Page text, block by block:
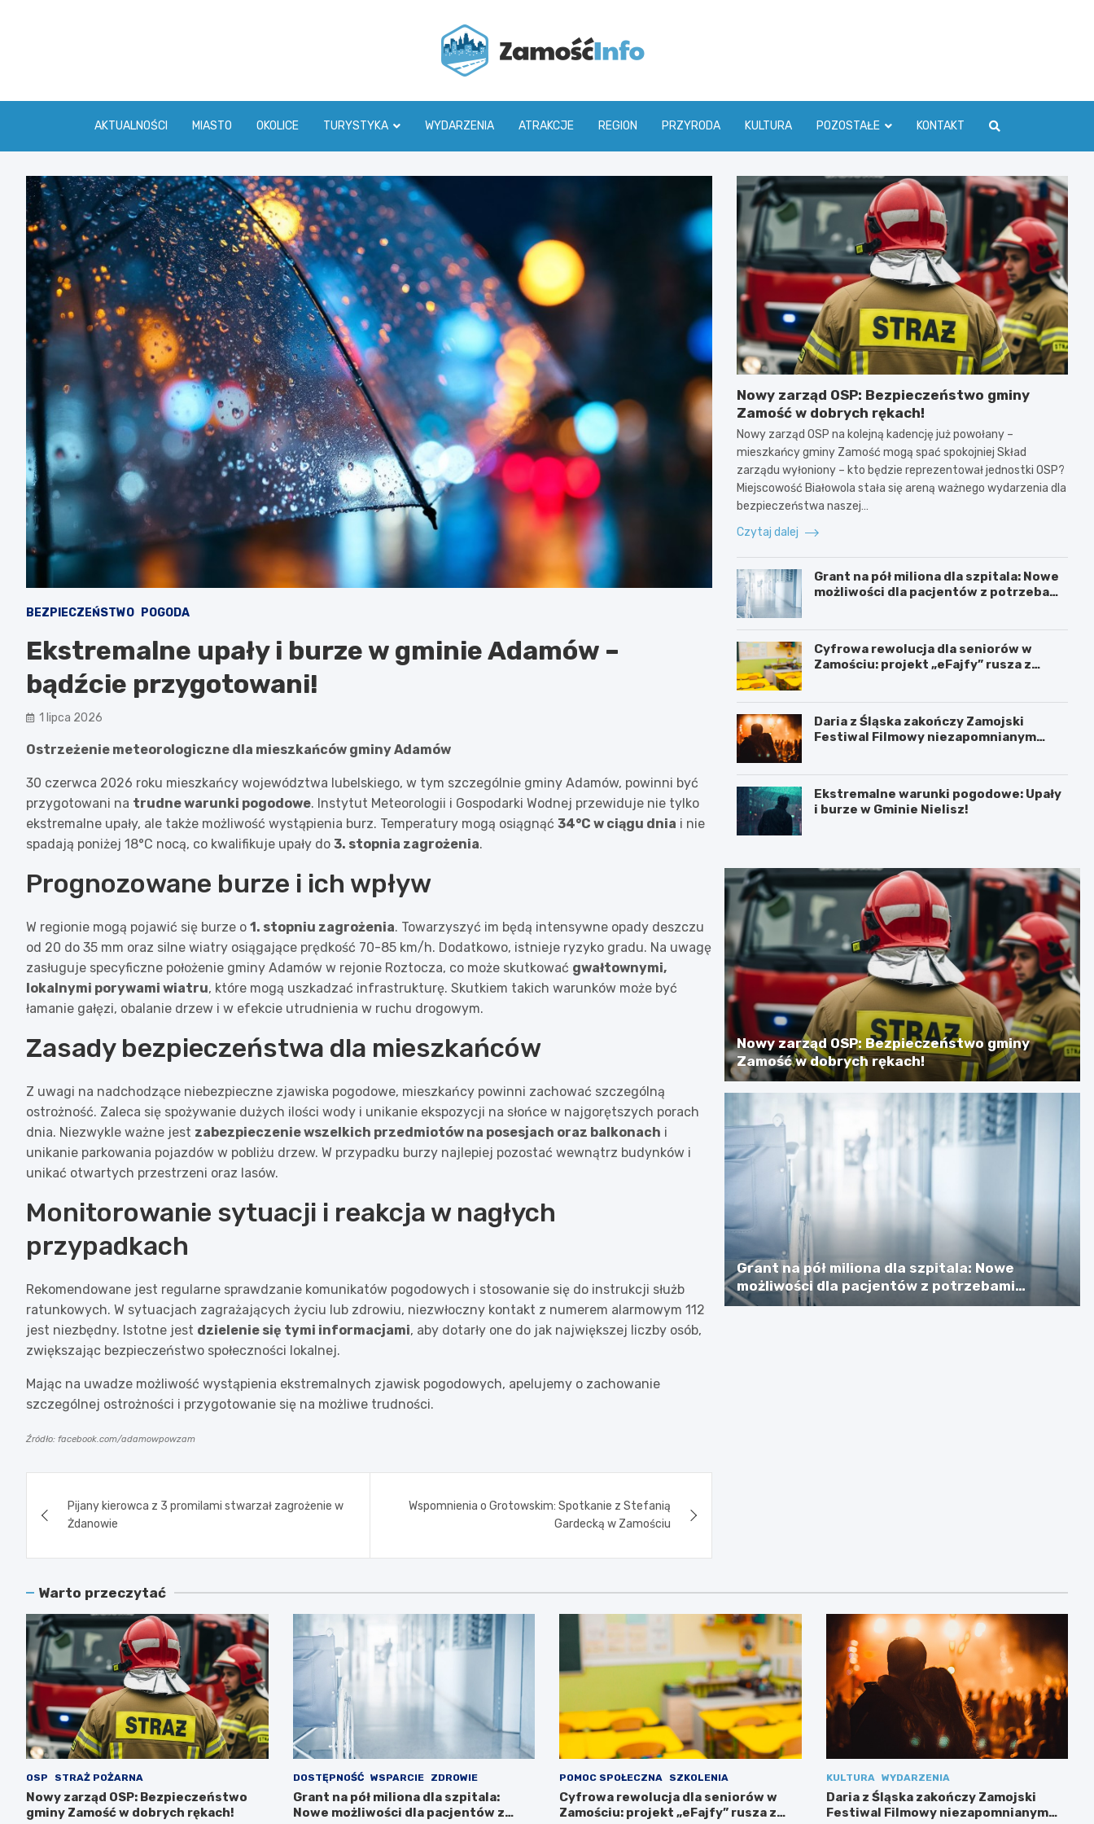
AKTUALNOŚCI MIASTO OKOLICE TURYSTYKA WYDARZENIA ATRAKCJE REGION PRZYRODA KULTURA POZOSTAŁE KONTAKT
BEZPIECZEŃSTWO POGODA
Ekstremalne upały i burze w gminie Adamów –
bądźcie przygotowani!
1 lipca 2026
Ostrzeżenie meteorologiczne dla mieszkańców gminy Adamów
30 czerwca 2026 roku mieszkańcy województwa lubelskiego, w tym szczególnie gminy Adamów, powinni być
przygotowani na trudne warunki pogodowe. Instytut Meteorologii i Gospodarki Wodnej przewiduje nie tylko
ekstremalne upały, ale także możliwość wystąpienia burz. Temperatury mogą osiągnąć 34°C w ciągu dnia i nie
spadają poniżej 18°C nocą, co kwalifikuje upały do 3. stopnia zagrożenia.
Prognozowane burze i ich wpływ
W regionie mogą pojawić się burze o 1. stopniu zagrożenia. Towarzyszyć im będą intensywne opady deszczu
od 20 do 35 mm oraz silne wiatry osiągające prędkość 70-85 km/h. Dodatkowo, istnieje ryzyko gradu. Na uwagę
zasługuje specyficzne położenie gminy Adamów w rejonie Roztocza, co może skutkować gwałtownymi,
lokalnymi porywami wiatru, które mogą uszkadzać infrastrukturę. Skutkiem takich warunków może być
łamanie gałęzi, obalanie drzew i w efekcie utrudnienia w ruchu drogowym.
Zasady bezpieczeństwa dla mieszkańców
Z uwagi na nadchodzące niebezpieczne zjawiska pogodowe, mieszkańcy powinni zachować szczególną
ostrożność. Zaleca się spożywanie dużych ilości wody i unikanie ekspozycji na słońce w najgorętszych porach
dnia. Niezwykle ważne jest zabezpieczenie wszelkich przedmiotów na posesjach oraz balkonach i
unikanie parkowania pojazdów w pobliżu drzew. W przypadku burzy najlepiej pozostać wewnątrz budynków i
unikać otwartych przestrzeni oraz lasów.
Monitorowanie sytuacji i reakcja w nagłych
przypadkach
Rekomendowane jest regularne sprawdzanie komunikatów pogodowych i stosowanie się do instrukcji służb
ratunkowych. W sytuacjach zagrażających życiu lub zdrowiu, niezwłoczny kontakt z numerem alarmowym 112
jest niezbędny. Istotne jest dzielenie się tymi informacjami, aby dotarły one do jak największej liczby osób,
zwiększając bezpieczeństwo społeczności lokalnej.
Mając na uwadze możliwość wystąpienia ekstremalnych zjawisk pogodowych, apelujemy o zachowanie
szczególnej ostrożności i przygotowanie się na możliwe trudności.
Źródło: facebook.com/adamowpowzam
wpisuPijany kierowca z 3 promilami stwarzał zagrożenie w
Żdanowie
Wspomnienia o Grotowskim: Spotkanie z Stefanią
Gardecką w Zamościu
Nowy zarząd OSP: Bezpieczeństwo gminy
Zamość w dobrych rękach!
Nowy zarząd OSP na kolejną kadencję już powołany –
mieszkańcy gminy Zamość mogą spać spokojniej Skład
zarządu wyłoniony – kto będzie reprezentował jednostki OSP?
Miejscowość Białowola stała się areną ważnego wydarzenia dla
bezpieczeństwa naszej…
Czytaj dalej
Grant na pół miliona dla szpitala: Nowe
możliwości dla pacjentów z potrzebami
Cyfrowa rewolucja dla seniorów w
Zamościu: projekt „eFajfy” rusza z
Daria z Śląska zakończy Zamojski
Festiwal Filmowy niezapomnianym
Ekstremalne warunki pogodowe: Upały
i burze w Gminie Nielisz!
Nowy zarząd OSP: Bezpieczeństwo gminy
Zamość w dobrych rękach!
Grant na pół miliona dla szpitala: Nowe
możliwości dla pacjentów z potrzebami
specjalnymi
Warto przeczytać
OSP STRAŻ POŻARNA
Nowy zarząd OSP: Bezpieczeństwo
gminy Zamość w dobrych rękach!
DOSTĘPNOŚĆ WSPARCIE ZDROWIE
Grant na pół miliona dla szpitala:
Nowe możliwości dla pacjentów z
POMOC SPOŁECZNA SZKOLENIA
Cyfrowa rewolucja dla seniorów w
Zamościu: projekt „eFajfy” rusza z
KULTURA WYDARZENIA
Daria z Śląska zakończy Zamojski
Festiwal Filmowy niezapomnianym